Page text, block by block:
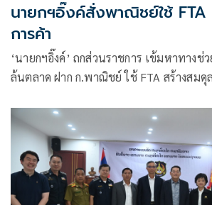
นายกฯอิ๊งค์สั่งพาณิชย์ใช้
การค้า
‘นายกฯอิ๊งค์’ ถกส่วนราชการ เข้มหาทางช่
ล้นตลาด ฝาก ก.พาณิชย์ ใช้ FTA สร้างสมดุ